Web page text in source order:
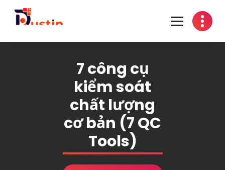
content
7 công cụ
kiểm soát
chất lượng
cơ bản (7 QC
Tools)